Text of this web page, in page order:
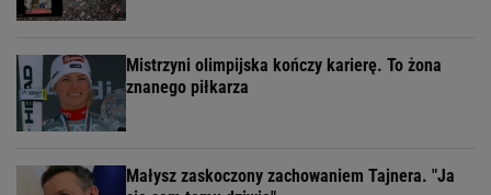
Mistrzyni olimpijska kończy karierę. To żona
znanego piłkarza
Małysz zaskoczony zachowaniem Tajnera. "Ja